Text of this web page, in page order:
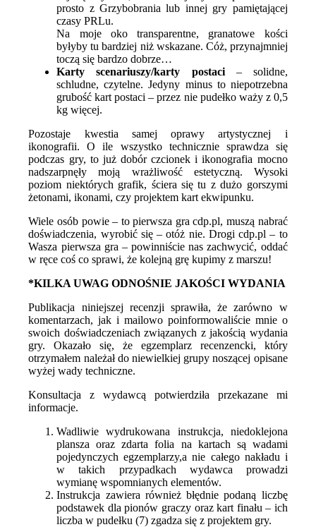
prosto z Grzybobrania lub innej gry pamiętającej
czasy PRLu.
Na moje oko transparentne, granatowe kości
byłyby tu bardziej niż wskazane. Cóż, przynajmniej
toczą się bardzo dobrze…
Karty scenariuszy/karty postaci– solidne,
schludne, czytelne. Jedyny minus to niepotrzebna
grubość kart postaci – przez nie pudełko waży z 0,5
kg więcej.
Pozostaje kwestia samej oprawy artystycznej i
ikonografii. O ile wszystko technicznie sprawdza się
podczas gry, to już dobór czcionek i ikonografia mocno
nadszarpnęły moją wrażliwość estetyczną. Wysoki
poziom niektórych grafik, ściera się tu z dużo gorszymi
żetonami, ikonami, czy projektem kart ekwipunku.
Wiele osób powie – to pierwsza gra cdp.pl, muszą nabrać
doświadczenia, wyrobić się – otóż nie. Drogi cdp.pl – to
Wasza pierwsza gra – powinniście nas zachwycić, oddać
w ręce coś co sprawi, że kolejną grę kupimy z marszu!
*KILKA UWAG ODNOŚNIE JAKOŚCI WYDANIA
Publikacja niniejszej recenzji sprawiła, że zarówno w
komentarzach, jak i mailowo poinformowaliście mnie o
swoich doświadczeniach związanych z jakością wydania
gry. Okazało się, że egzemplarz recenzencki, który
otrzymałem należał do niewielkiej grupy noszącej opisane
wyżej wady techniczne.
Konsultacja z wydawcą potwierdziła przekazane mi
informacje.
Wadliwie wydrukowana instrukcja, niedoklejona
plansza oraz zdarta folia na kartach są wadami
pojedynczych egzemplarzy,a nie całego nakładu i
w takich przypadkach wydawca prowadzi
wymianę wspomnianych elementów.
Instrukcja zawiera również błędnie podaną liczbę
podstawek dla pionów graczy oraz kart finału – ich
liczba w pudełku (7) zgadza się z projektem gry.